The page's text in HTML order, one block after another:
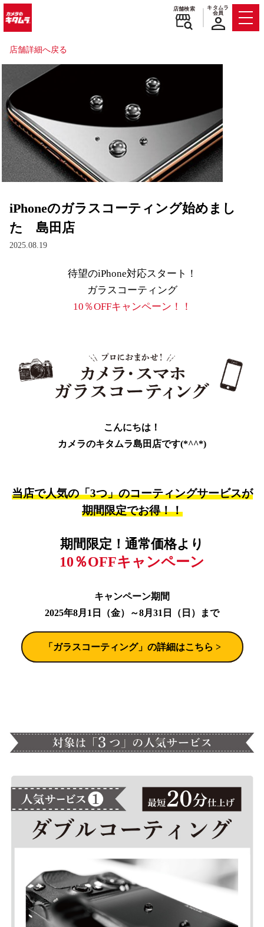
店舗検索
キタムラ
会員
店舗詳細へ戻る
iPhoneのガラスコーティング始めまし
た 島田店
2025.08.19
待望のiPhone対応スタート！
ガラスコーティング
10％OFFキャンペーン！！
こんにちは！
カメラのキタムラ島田店です(*^^*)
当店で人気の「3つ」のコーティングサービスが
期間限定でお得！！
期間限定！通常価格より
10％OFFキャンペーン
キャンペーン期間
2025年8月1日（金）～8月31日（日）まで
「ガラスコーティング」の詳細はこちら >